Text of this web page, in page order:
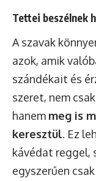
Tettei beszélnek
A szavak
azok, amik
szándékait és
szeret, nem
hanem meg is
keresztül. Ez
kávédat reggel,
egyszerűen